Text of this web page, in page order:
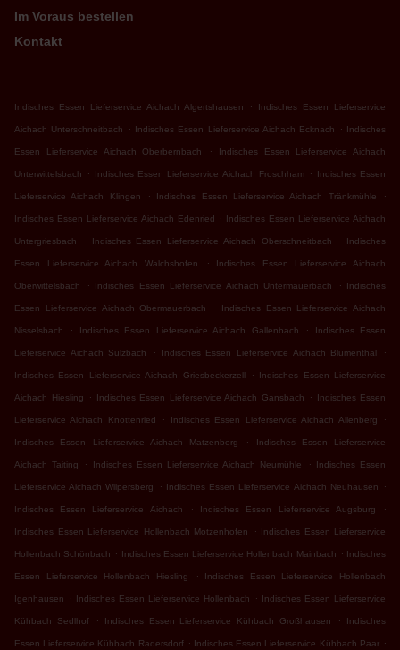
Im Voraus bestellen
Kontakt
Indisches Essen Lieferservice Aichach Algertshausen . Indisches Essen Lieferservice
Aichach Unterschneitbach . Indisches Essen Lieferservice Aichach Ecknach . Indisches
Essen Lieferservice Aichach Oberbernbach . Indisches Essen Lieferservice Aichach
Unterwittelsbach . Indisches Essen Lieferservice Aichach Froschham . Indisches Essen
Lieferservice Aichach Klingen . Indisches Essen Lieferservice Aichach Tränkmühle .
Indisches Essen Lieferservice Aichach Edenried . Indisches Essen Lieferservice Aichach
Untergriesbach . Indisches Essen Lieferservice Aichach Oberschneitbach . Indisches
Essen Lieferservice Aichach Walchshofen . Indisches Essen Lieferservice Aichach
Oberwittelsbach . Indisches Essen Lieferservice Aichach Untermauerbach . Indisches
Essen Lieferservice Aichach Obermauerbach . Indisches Essen Lieferservice Aichach
Nisselsbach . Indisches Essen Lieferservice Aichach Gallenbach . Indisches Essen
Lieferservice Aichach Sulzbach . Indisches Essen Lieferservice Aichach Blumenthal .
Indisches Essen Lieferservice Aichach Griesbeckerzell . Indisches Essen Lieferservice
Aichach Hiesling . Indisches Essen Lieferservice Aichach Gansbach . Indisches Essen
Lieferservice Aichach Knottenried . Indisches Essen Lieferservice Aichach Allenberg .
Indisches Essen Lieferservice Aichach Matzenberg . Indisches Essen Lieferservice
Aichach Taiting . Indisches Essen Lieferservice Aichach Neumühle . Indisches Essen
Lieferservice Aichach Wilpersberg . Indisches Essen Lieferservice Aichach Neuhausen .
Indisches Essen Lieferservice Aichach . Indisches Essen Lieferservice Augsburg .
Indisches Essen Lieferservice Hollenbach Motzenhofen . Indisches Essen Lieferservice
Hollenbach Schönbach . Indisches Essen Lieferservice Hollenbach Mainbach . Indisches
Essen Lieferservice Hollenbach Hiesling . Indisches Essen Lieferservice Hollenbach
Igenhausen . Indisches Essen Lieferservice Hollenbach . Indisches Essen Lieferservice
Kühbach Sedlhof . Indisches Essen Lieferservice Kühbach Großhausen . Indisches
Essen Lieferservice Kühbach Radersdorf . Indisches Essen Lieferservice Kühbach Paar .